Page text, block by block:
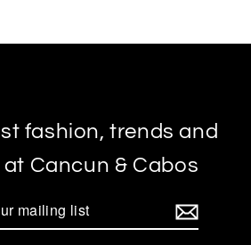
fashion, trends and
Cancun & Cabos